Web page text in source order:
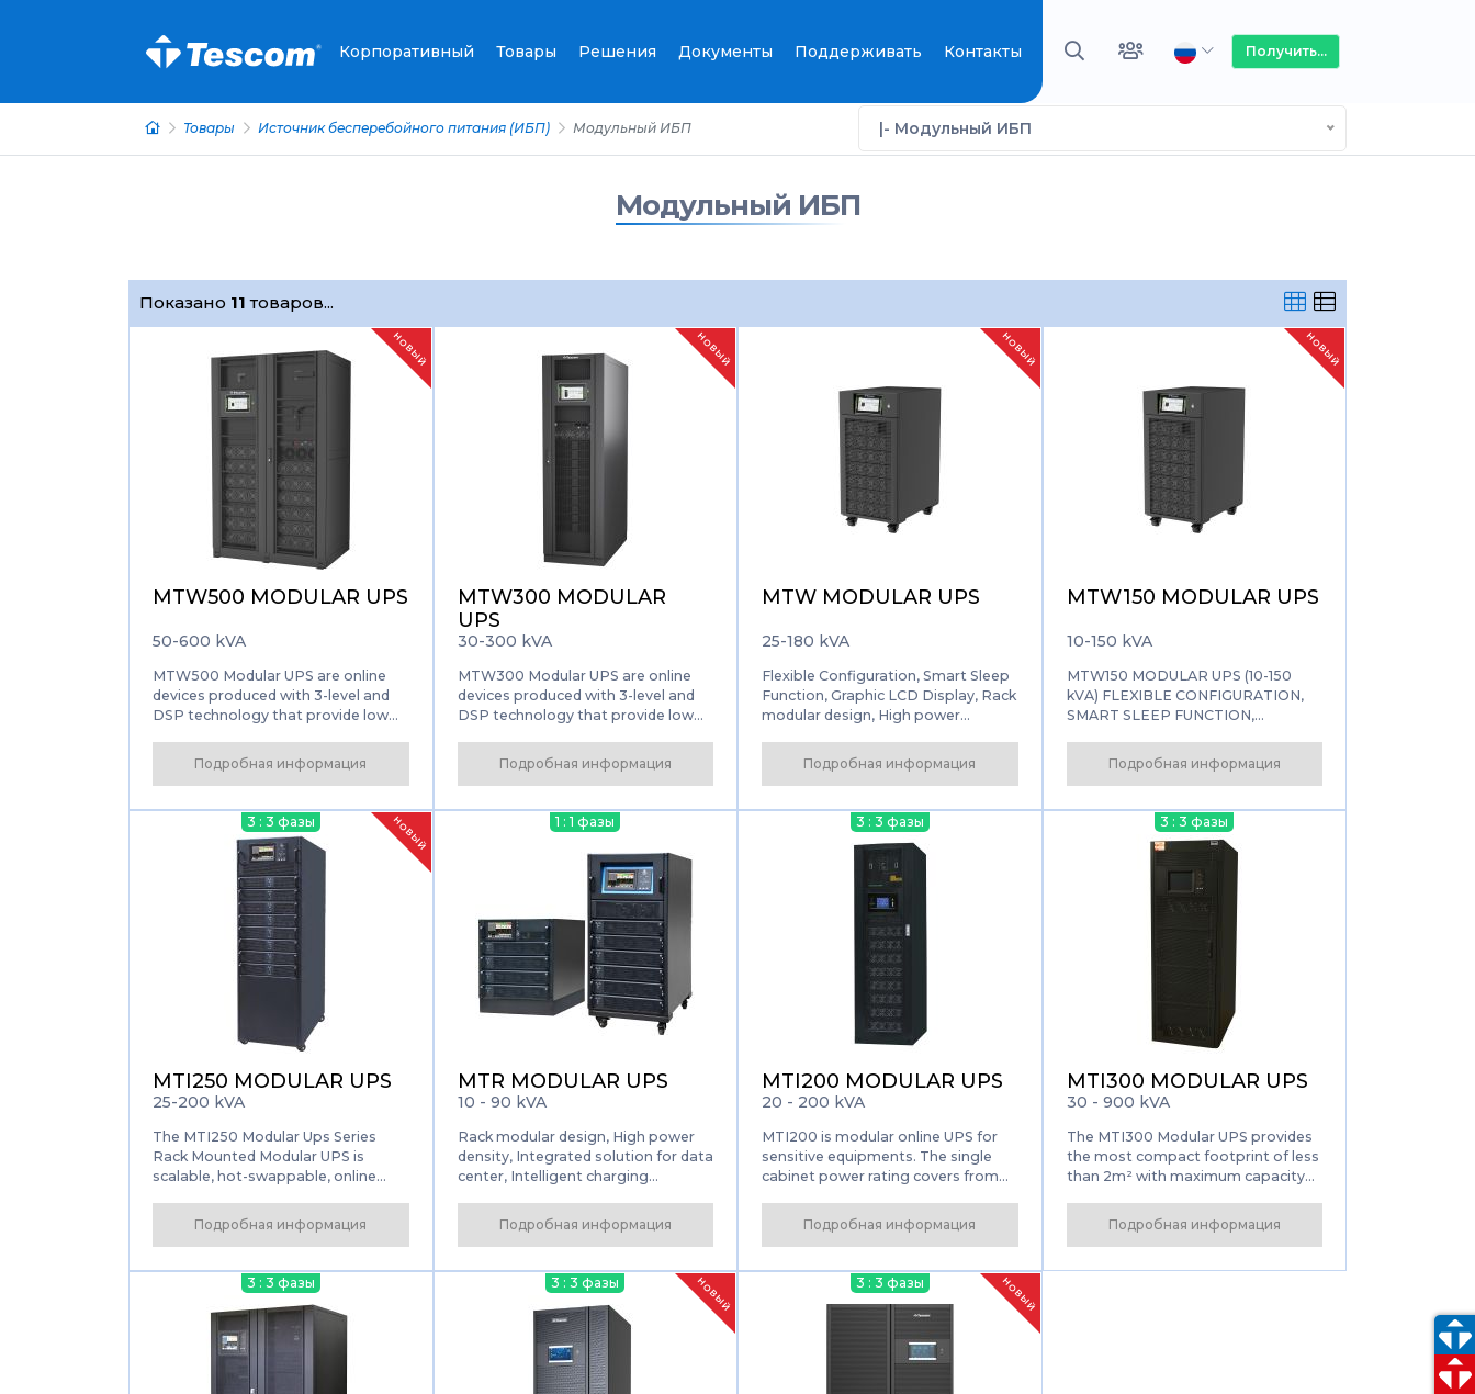
Корпоративный Товары Решения Документы Поддерживать
Вход для партнеров
Контакты Получить...
Товары Источник бесперебойного питания (ИБП) Модульный ИБП |- Модульный ИБП
Модульный ИБП
Показано 11 товаров...
НОВЫЙ
MTW500 MODULAR UPS
50-600 kVA
MTW500 Modular UPS are online
devices produced with 3-level and
DSP technology that provide low
designed for sensitive loads.
Подробная информация
НОВЫЙ
MTW300 MODULAR
UPS
30-300 kVA
MTW300 Modular UPS are online
devices produced with 3-level and
DSP technology that provide low
designed for sensitive loads.
Подробная информация
НОВЫЙ
MTW MODULAR UPS
25-180 kVA
Flexible Configuration, Smart Sleep
Function, Graphic LCD Display, Rack
modular design, High power
center, Intelligent charging
management, Flexible
Smart sleep function, Self-aging
Подробная информация
НОВЫЙ
MTW150 MODULAR UPS
10-150 kVA
MTW150 MODULAR UPS (10-150
kVA) FLEXIBLE CONFIGURATION,
SMART SLEEP FUNCTION,
Подробная информация
НОВЫЙ
3 : 3 фазы
MTI250 MODULAR UPS
25-200 kVA
The MTI250 Modular Ups Series
Rack Mounted Modular UPS is
scalable, hot-swappable, online
capacity is from 25 to 200kVA/kW,
it’s the ideal choice for modern data
level and full DSP control
technology, the new MTI250 series
delivers the best combination of
reliability and flexibility.
Подробная информация
1 : 1 фазы
MTR MODULAR UPS
10 - 90 kVA
Rack modular design, High power
density, Integrated solution for data
center, Intelligent charging
configuration, Friendly interface,
Smart sleep function, Self-aging
Подробная информация
3 : 3 фазы
MTI200 MODULAR UPS
20 - 200 kVA
MTI200 is modular online UPS for
sensitive equipments. The single
cabinet power rating covers from
best of combination of reliability,
hot-swappable and flexibility.
Подробная информация
3 : 3 фазы
MTI300 MODULAR UPS
30 - 900 kVA
The MTI300 Modular UPS provides
the most compact footprint of less
than 2m² with maximum capacity
considered to be the best power
protection solution for large data
electronics.
Подробная информация
3 : 3 фазы НОВЫЙ
3 : 3 фазы НОВЫЙ
3 : 3 фазы